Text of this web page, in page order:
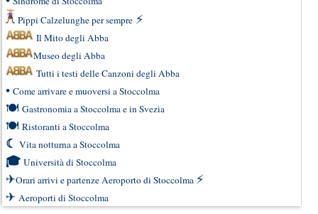
Pippi Calzelunghe per sempre ⚡
Il Mito degli Abba
Museo degli Abba
Tutti i testi delle Canzoni degli Abba
• Come arrivare e muoversi a Stoccolma
🍽 Gastronomia a Stoccolma e in Svezia
🍽 Ristoranti a Stoccolma
☾ Vita notturna a Stoccolma
🎓 Università di Stoccolma
✈Orari arrivi e partenze Aeroporto di Stoccolma ⚡
✈ Aeroporti di Stoccolma